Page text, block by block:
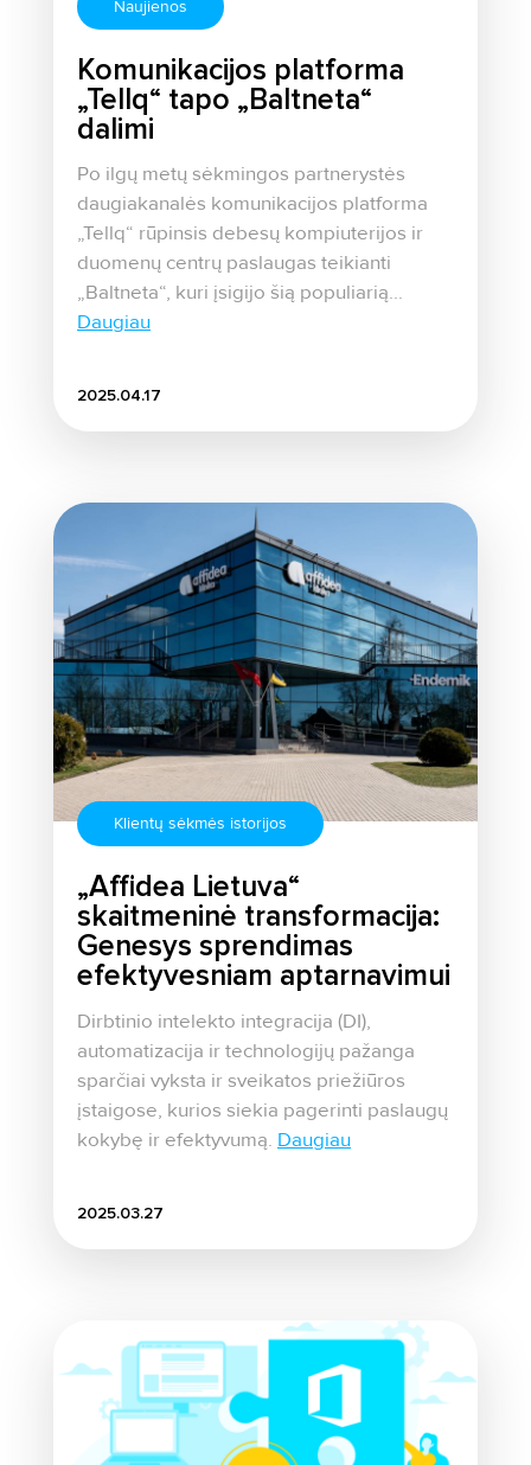
Naujienos
Komunikacijos platforma
„Tellq“ tapo „Baltneta“
dalimi
Po ilgų metų sėkmingos partnerystės
daugiakanalės komunikacijos platforma
„Tellq“ rūpinsis debesų kompiuterijos ir
duomenų centrų paslaugas teikianti
„Baltneta“, kuri įsigijo šią populiarią...
Daugiau
2025.04.17
Klientų sėkmės istorijos
„Affidea Lietuva“
skaitmeninė transformacija:
Genesys sprendimas
efektyvesniam aptarnavimui
Dirbtinio intelekto integracija (DI),
automatizacija ir technologijų pažanga
sparčiai vyksta ir sveikatos priežiūros
įstaigose, kurios siekia pagerinti paslaugų
kokybę ir efektyvumą. Daugiau
2025.03.27